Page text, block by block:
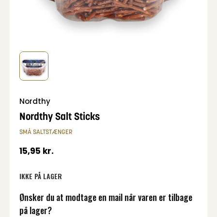
Nordthy
Nordthy Salt Sticks
SMÅ SALTSTÆNGER
15,95 kr.
IKKE PÅ LAGER
Ønsker du at modtage en mail når varen er tilbage
på lager?